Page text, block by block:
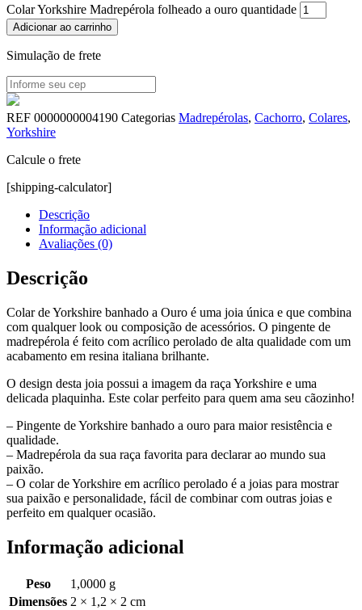
Colar Yorkshire Madrepérola folheado a ouro quantidade
Adicionar ao carrinho
Simulação de frete
REF 0000000004190 Categorias Madrepérolas, Cachorro, Colares,
Yorkshire
Calcule o frete
[shipping-calculator]
Descrição
Informação adicional
Avaliações (0)
Descrição
Colar de Yorkshire banhado a Ouro é uma joia única e que combina
com qualquer look ou composição de acessórios. O pingente de
madrepérola é feito com acrílico perolado de alta qualidade com um
acabamento em resina italiana brilhante.
O design desta joia possui a imagem da raça Yorkshire e uma
delicada plaquinha. Este colar perfeito para quem ama seu cãozinho!
– Pingente de Yorkshire banhado a ouro para maior resistência e
qualidade.
– Madrepérola da sua raça favorita para declarar ao mundo sua
paixão.
– O colar de Yorkshire em acrílico perolado é a joias para mostrar
sua paixão e personalidade, fácil de combinar com outras joias e
perfeito em qualquer ocasião.
Informação adicional
Peso
1,0000 g
Dimensões 2 × 1,2 × 2 cm